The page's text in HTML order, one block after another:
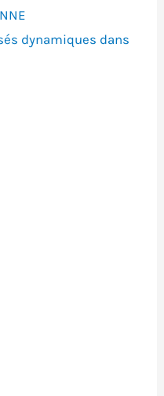
dynamiques dans